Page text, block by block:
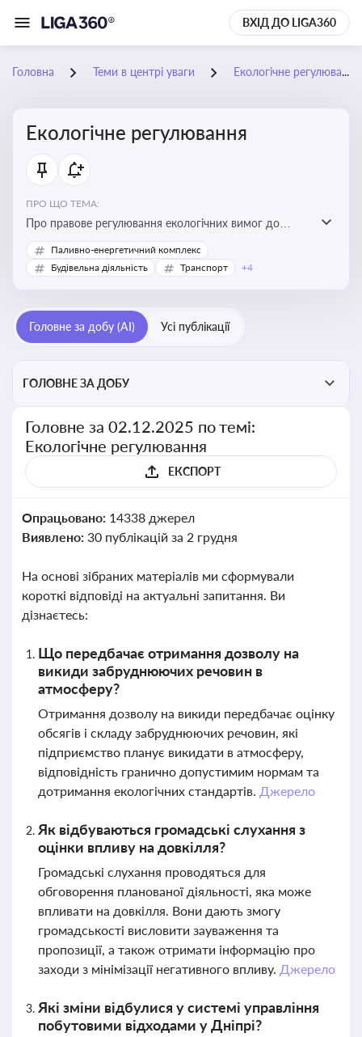
ВХІД ДО LIGA360
Головна Теми в центрі уваги Екологічне регулювання
Екологічне регулювання
ПРО ЩО ТЕМА:
Про правове регулювання екологічних вимог до
виробництв, включно з дозволами, перевірками,
стандартами викидів і гармонізацією з
Паливно-енергетичний комплекс
Будівельна діяльність
Транспорт +4
Головне за добу (AI) Усі публікації
ГОЛОВНЕ ЗА ДОБУ
Головне за 02.12.2025 по темі:
Екологічне регулювання
ЕКСПОРТ
Опрацьовано: 14338 джерел
Виявлено: 30 публікацій за 2 грудня
На основі зібраних матеріалів ми сформували
короткі відповіді на актуальні запитання. Ви
дізнаєтесь:
Що передбачає отримання дозволу на
викиди забруднюючих речовин в
атмосферу?
Отримання дозволу на викиди передбачає оцінку
обсягів і складу забруднюючих речовин, які
підприємство планує викидати в атмосферу,
відповідність гранично допустимим нормам та
дотримання екологічних стандартів. Джерело
Як відбуваються громадські слухання з
оцінки впливу на довкілля?
Громадські слухання проводяться для
обговорення планованої діяльності, яка може
впливати на довкілля. Вони дають змогу
громадськості висловити зауваження та
пропозиції, а також отримати інформацію про
заходи з мінімізації негативного впливу. Джерело
Які зміни відбулися у системі управління
побутовими відходами у Дніпрі?